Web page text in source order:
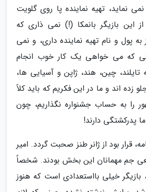
نماید، تهیه نماینده پا روی گلویت
این بازیگر بانمکا (!) نمی ذاری که
به پول و نام تهیه نماینده داری، و نمی
که می خواهی یک کار خوب انجام
چین، هند، ژاپن و آسیایی ها،
زده اند و ما در این فکریم که باید کلاً
را به حساب جشنواره نگذاریم، چون
پدرکشتگی دارند!
قرار بود از ژانر طنز صحبت گردد. امیر
جم مهمانان این بخش بودند. شخصاً
بازیگر خیلی بااستعدادی است که هنوز